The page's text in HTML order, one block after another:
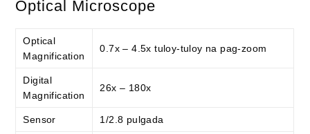
Optical Microscope
Optical
Magnification
0.7x – 4.5x tuloy-tuloy na pag-zoom
Digital
Magnification
26x – 180x
Sensor 1/2.8 pulgada